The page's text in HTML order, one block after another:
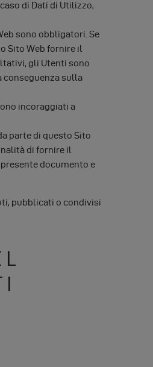
di Dati di Utilizzo,
sono obbligatori. Se
Sito Web fornire il
gli Utenti sono
conseguenza sulla
incoraggiati a
parte di questo Sito
di fornire il
documento e
pubblicati o condivisi